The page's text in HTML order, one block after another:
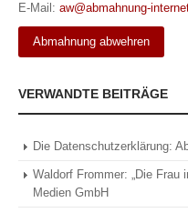
E-Mail: aw@abmahnung-
Abmahnung abwehren
VERWANDTE BEITRÄGE
Die Datenschutzerklärung:
Waldorf Frommer: „Die Frau
Medien GmbH